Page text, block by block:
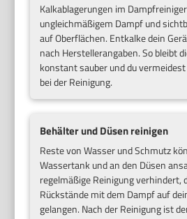
Kalkablagerungen im
ungleichmäßigem Dampf und
auf Oberflächen. Entkalke dein
nach Herstellerangaben. So bleibt
konstant sauber und du
bei der Reinigung.
Behälter und Düsen reinigen
Reste von Wasser und Schmutz
Wassertank und an den Düsen
regelmäßige Reinigung verhindert,
Rückstände mit dem Dampf auf
gelangen. Nach der Reinigung ist